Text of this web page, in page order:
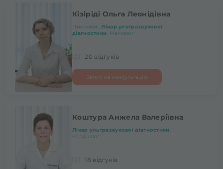
Кізіріді Ольга Леонідівна
Гінеколог,Лікар ультразвукової
діагностики, Мамолог
20 відгуків
Запис на консультацію
Коштура Анжела Валеріївна
Лікар ультразвукової діагностики ,
Кардіолог
18 відгуків